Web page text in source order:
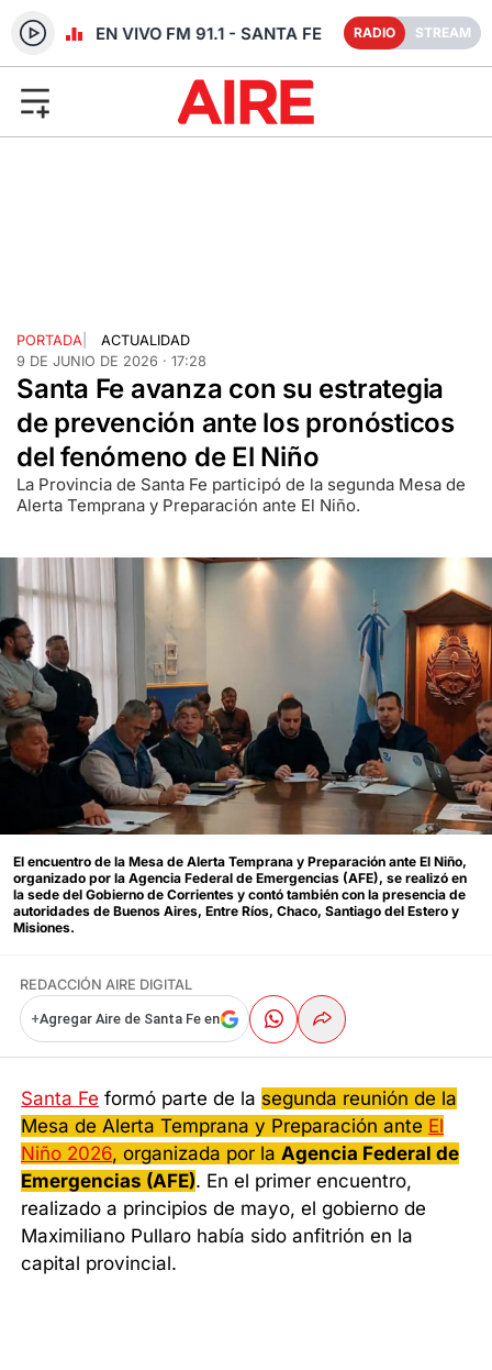
RADIO EN VIVO FM 91.1 - SANTA FE RADIO STREAM
PORTADA
ACTUALIDAD
9 DE JUNIO DE 2026 · 17:28
Santa Fe avanza con su estrategia
de prevención ante los pronósticos
del fenómeno de El Niño
La Provincia de Santa Fe participó de la segunda Mesa de
Alerta Temprana y Preparación ante El Niño.
El encuentro de la Mesa de Alerta Temprana y Preparación ante El Niño,
organizado por la Agencia Federal de Emergencias (AFE), se realizó en
la sede del Gobierno de Corrientes y contó también con la presencia de
autoridades de Buenos Aires, Entre Ríos, Chaco, Santiago del Estero y
Misiones.
REDACCIÓN AIRE DIGITAL
+Agregar Aire de Santa Fe en
Santa Fe formó parte de la segunda reunión de la
Mesa de Alerta Temprana y Preparación ante El
Niño 2026, organizada por laAgencia Federal de
Emergencias (AFE). En el primer encuentro,
realizado a principios de mayo, el gobierno de
Maximiliano Pullaro había sido anfitrión en la
capital provincial.